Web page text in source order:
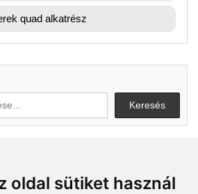
oldal sütiket használ
quad alkatrész
Keresés